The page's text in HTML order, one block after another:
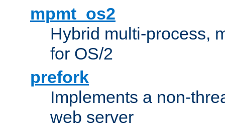
mpmt_os2
Hybrid multi-process,
for OS/2
prefork
Implements a non-
web server